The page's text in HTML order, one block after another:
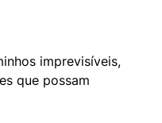
imprevisíveis,
que possam